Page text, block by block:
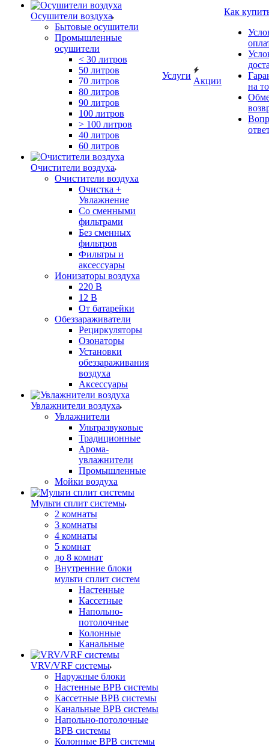
Осушители воздуха
Бытовые осушители
Промышленные
осушители
< 30 литров
50 литров
70 литров
80 литров
90 литров
100 литров
> 100 литров
40 литров
60 литров
Очистители воздуха
Очистители воздуха
Очистка +
Увлажнение
Cо сменными
фильтрами
Без сменных
фильтров
Фильтры и
аксессуары
Ионизаторы воздуха
220 В
12 В
От батарейки
Обеззараживатели
Рециркуляторы
Озонаторы
Установки
обеззараживания
воздуха
Аксессуары
Увлажнители воздуха
Увлажнители
Ультразвуковые
Традиционные
Арома-
увлажнители
Промышленные
Мойки воздуха
Мульти сплит системы
2 комнаты
3 комнаты
4 комнаты
5 комнат
до 8 комнат
Внутренние блоки
мульти сплит систем
Настенные
Кассетные
Напольно-
потолочные
Колонные
Канальные
VRV/VRF системы
Наружные блоки
Настенные ВРВ системы
Кассетные ВРВ системы
Канальные ВРВ системы
Напольно-потолочные
ВРВ системы
Колонные ВРВ системы
Услуги
Акции
Как
на